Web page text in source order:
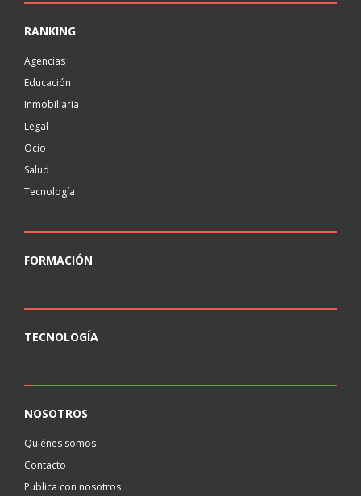
RANKING
Agencias
Educación
Inmobiliaria
Legal
Ocio
Salud
Tecnología
FORMACIÓN
TECNOLOGÍA
NOSOTROS
Quiénes somos
Contacto
Publica con nosotros